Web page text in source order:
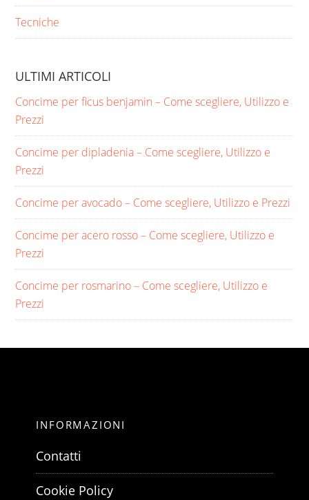
Tecniche
ULTIMI ARTICOLI
Concime per ficus benjamin​ – Come scegliere, Utilizzo e
Prezzi
Concime per dipladenia​ – Come scegliere, Utilizzo e
Prezzi
Concime per avocado​ – Come scegliere, Utilizzo e Prezzi
Concime per acero rosso​ – Come scegliere, Utilizzo e
Prezzi
Concime per rosmarino​ – Come scegliere, Utilizzo e
Prezzi
INFORMAZIONI
Contatti
Cookie Policy